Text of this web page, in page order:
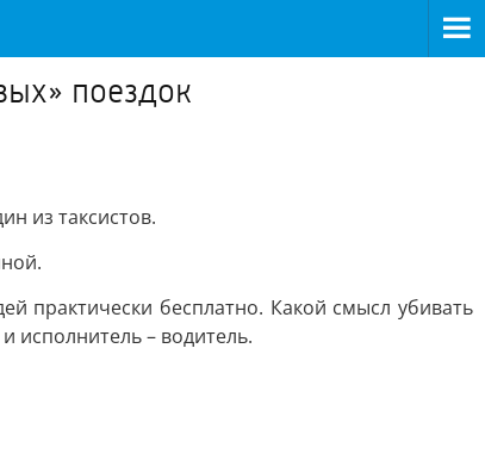
поездок
из таксистов.
практически бесплатно. Какой смысл убивать
исполнитель – водитель.